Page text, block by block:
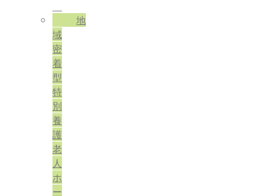
地
域
密
着
型
特
別
養
護
老
人
ホ
ー